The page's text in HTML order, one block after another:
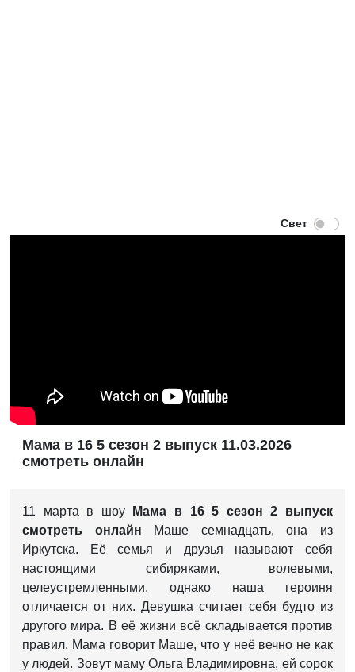
Мама в 16 5 сезон 2 выпуск 11.03.2026
смотреть онлайн
11 марта в шоу
Мама в 16 5 сезон 2 выпуск
смотреть онлайн Маше семнадцать, она из
Иркутска. Её семья и друзья называют себя
настоящими сибиряками, волевыми,
целеустремленными, однако наша героиня
отличается от них. Девушка считает себя будто из
другого мира. В её жизни всё складывается против
правил. Мама говорит Маше, что у неё вечно не как
у людей. Зовут маму Ольга Владимировна, ей сорок